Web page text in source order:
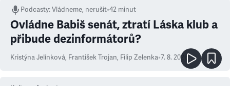
Podcasty:Vládneme, nerušit•42 minut
Ovládne Babiš senát, ztratí Láska klub a
přibude dezinformátorů?
Kristýna Jelínková, František Trojan, Filip Zelenka•7. 8. 2026